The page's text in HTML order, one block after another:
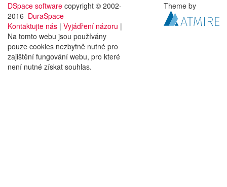
DSpace software copyright © 2002-
2016 DuraSpace
Kontaktujte nás | Vyjádření názoru |
Na tomto webu jsou používány
pouze cookies nezbytně nutné pro
zajištění fungování webu, pro které
není nutné získat souhlas.
Theme by